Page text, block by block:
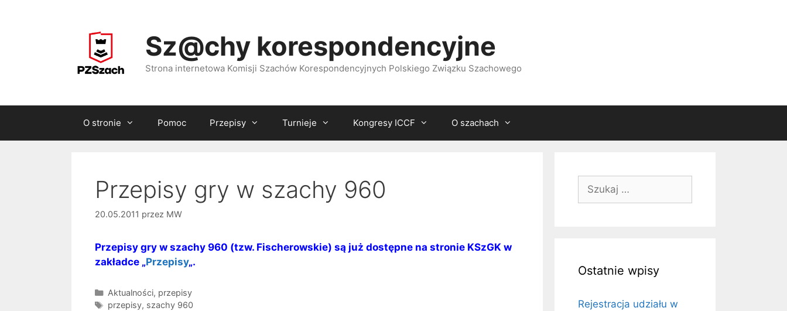
Sz@chy korespondencyjne
Strona internetowa Komisji Szachów Korespondencyjnych Polskiego Związku Szachowego
O stronie Pomoc Przepisy Turnieje Kongresy ICCF O szachach
Przepisy gry w szachy 960
20.05.2011 przez MW
Przepisy gry w szachy 960 (tzw. Fischerowskie) są już dostępne na stronie KSzGK w
zakładce „Przepisy„.
Kategorie
Aktualności, przepisy
Tagi
przepisy, szachy 960
Ostatnie wpisy
Rejestracja udziału w